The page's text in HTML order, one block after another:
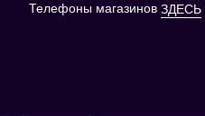
Телефоны магазинов ЗДЕСЬ